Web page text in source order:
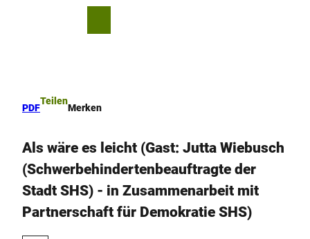
PDF
Teilen
Merken
Als wäre es leicht (Gast: Jutta Wiebusch
(Schwerbehindertenbeauftragte der
Stadt SHS) - in Zusammenarbeit mit
Partnerschaft für Demokratie SHS)